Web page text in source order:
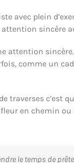
avec plein
sincère
attention
comme un
traverses c’est
en chemin ou
le temps de